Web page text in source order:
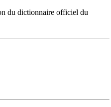
du dictionnaire officiel du